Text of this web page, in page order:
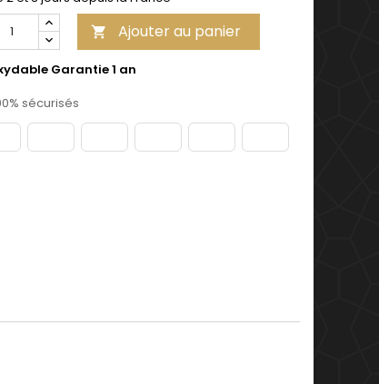
 Ajouter au panier
Garantie 1 an
sécurisés